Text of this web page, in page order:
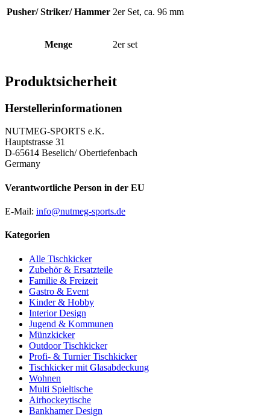
Pusher/ Striker/ Hammer 2er Set, ca. 96 mm
Menge 2er set
Produktsicherheit
Herstellerinformationen
NUTMEG-SPORTS e.K.
Hauptstrasse 31
D-65614 Beselich/ Obertiefenbach
Germany
Verantwortliche Person in der EU
E-Mail: info@nutmeg-sports.de
Kategorien
Alle Tischkicker
Zubehör & Ersatzteile
Familie & Freizeit
Gastro & Event
Kinder & Hobby
Interior Design
Jugend & Kommunen
Münzkicker
Outdoor Tischkicker
Profi- & Turnier Tischkicker
Tischkicker mit Glasabdeckung
Wohnen
Multi Spieltische
Airhockeytische
Bankhamer Design